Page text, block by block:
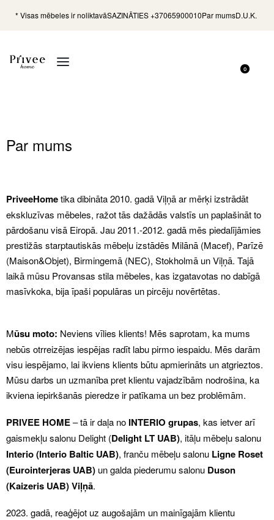
* Visas mēbeles ir noliktavāSAZINĀTIES +37065900010Par mumsD.U.K.
0
Par mums
PriveeHometika dibināta 2010. gadā Viļņā ar mērķi izstrādāt
ekskluzīvas mēbeles, ražot tās dažādās valstīs un paplašināt to
pārdošanu visā Eiropā. Jau 2011.-2012. gadā mēs piedalījāmies
prestižās starptautiskās mēbeļu izstādēs Milānā (Macef), Parīzē
(Maison&Objet), Birmingemā (NEC), Stokholmā un Viļņā. Tajā
laikā mūsu Provansas stila mēbeles, kas izgatavotas no dabīgā
masīvkoka, bija īpaši populāras un pircēju novērtētas.
Mūsu moto: Neviens vīlies klients! Mēs saprotam, ka mums
nebūs otrreizējas iespējas radīt labu pirmo iespaidu. Mēs darām
visu iespējamo, lai ikviens klients būtu apmierināts un atgrieztos.
Mūsu darbs un uzmanība pret klientu vajadzībām nodrošina, ka
ikviena iepirkšanās pieredze ir patīkama un bez problēmām.
PRIVEE HOME– tā ir daļa no INTERIO grupas, kas ietver arī
gaismekļu salonu Delight (Delight LT UAB), itāļu mēbeļu salonu
Interio(Interio Baltic UAB), franču mēbeļu salonu Ligne Roset
(Eurointerjeras UAB) un galda piederumu salonu Duson
(Kaizeris UAB)Viļņā.
2023. gadā, reaģējot uz augošajām un mainīgajām klientu